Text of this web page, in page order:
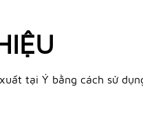
tại Ý bằng cách sử